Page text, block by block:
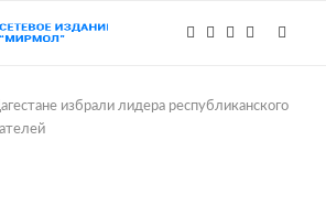
избрали лидера республиканского